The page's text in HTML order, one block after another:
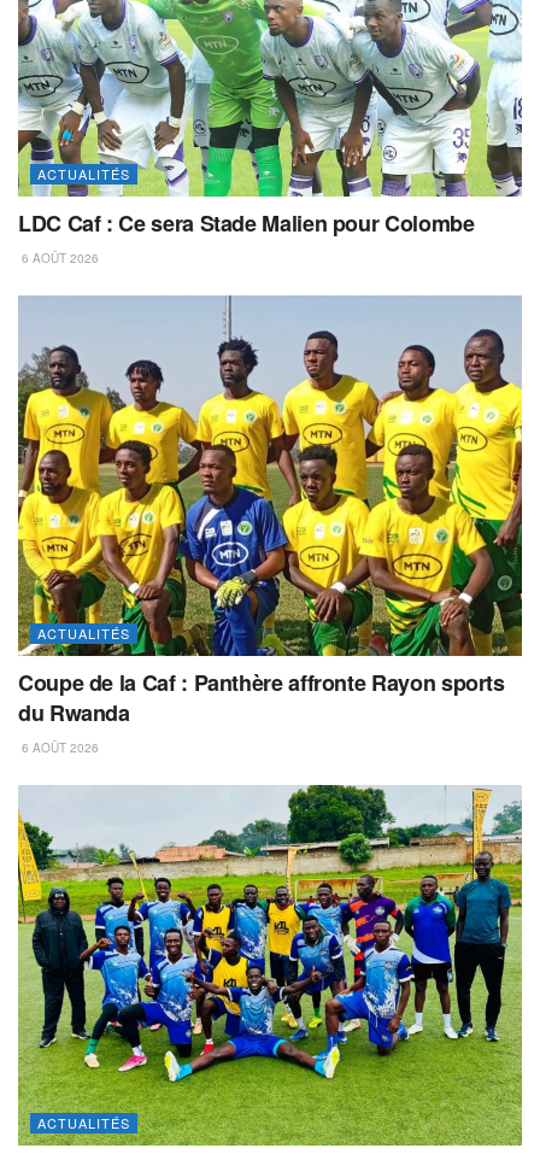
ACTUALITÉS
LDC Caf : Ce sera Stade Malien pour Colombe
6 AOÛT 2026
ACTUALITÉS
Coupe de la Caf : Panthère affronte Rayon sports
du Rwanda
6 AOÛT 2026
ACTUALITÉS